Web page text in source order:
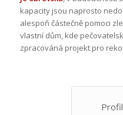
kapacity jsou naprosto
alespoň částečně pomoci
vlastní dům, kde
zpracováná projekt pro